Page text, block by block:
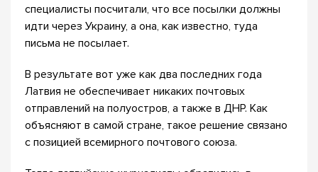
специалисты посчитали, что все посылки должны
идти через Украину, а она, как известно, туда
письма не посылает.
В результате вот уже как два последних года
Латвия не обеспечивает никаких почтовых
отправлений на полуостров, а также в ДНР. Как
объясняют в самой стране, такое решение связано
с позицией всемирного почтового союза.